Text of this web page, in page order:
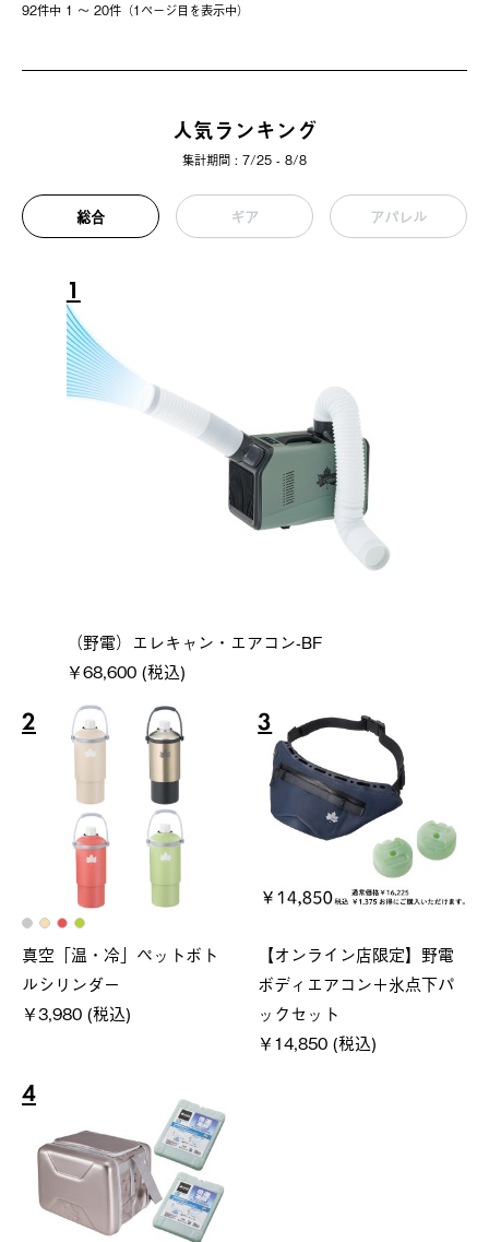
92件中 1 〜 20件（1ページ⽬を表⽰中）
人気ランキング
集計期間 : 7/25 - 8/8
総合 ギア アパレル
1
（野電）エレキャン・エアコン-BF
￥68,600 (税込)
2
真空「温・冷」ペットボト
ルシリンダー
￥3,980 (税込)
3
【オンライン店限定】野電
ボディエアコン＋氷点下パ
ックセット
￥14,850 (税込)
4